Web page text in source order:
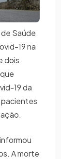
Saúde
19 na
dois
19 da
pacientes
A morte